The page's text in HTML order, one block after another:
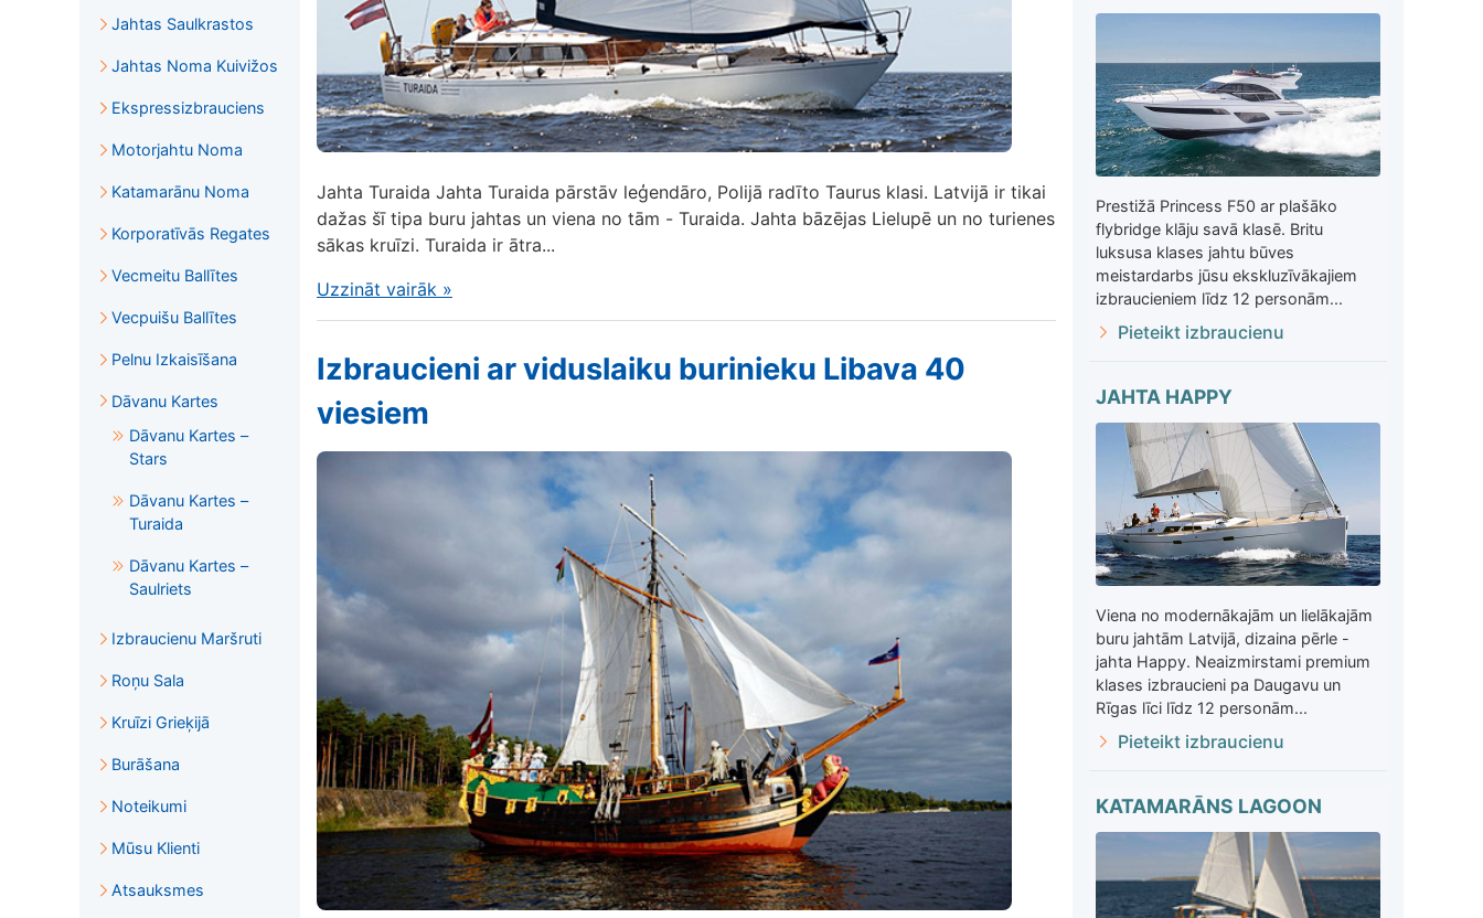
Jahtas Saulkrastos
Jahtas Noma Kuivižos
Ekspressizbrauciens
Motorjahtu Noma
Katamarānu Noma
Korporatīvās Regates
Vecmeitu Ballītes
Vecpuišu Ballītes
Pelnu Izkaisīšana
Dāvanu Kartes
Dāvanu Kartes –
Stars
Dāvanu Kartes –
Turaida
Dāvanu Kartes –
Saulriets
Izbraucienu Maršruti
Roņu Sala
Kruīzi Grieķijā
Burāšana
Noteikumi
Mūsu Klienti
Atsauksmes
Jahta Turaida Jahta Turaida pārstāv leģendāro, Polijā radīto Taurus klasi. Latvijā ir tikai
dažas šī tipa buru jahtas un viena no tām - Turaida. Jahta bāzējas Lielupē un no turienes
sākas kruīzi. Turaida ir ātra...
Uzzināt vairāk »
Izbraucieni ar viduslaiku burinieku Libava 40
viesiem
Prestižā Princess F50 ar plašāko
flybridge klāju savā klasē. Britu
luksusa klases jahtu būves
meistardarbs jūsu ekskluzīvākajiem
izbraucieniem līdz 12 personām...
Pieteikt izbraucienu
JAHTA HAPPY
Viena no modernākajām un lielākajām
buru jahtām Latvijā, dizaina pērle -
jahta Happy. Neaizmirstami premium
klases izbraucieni pa Daugavu un
Rīgas līci līdz 12 personām...
Pieteikt izbraucienu
KATAMARĀNS LAGOON